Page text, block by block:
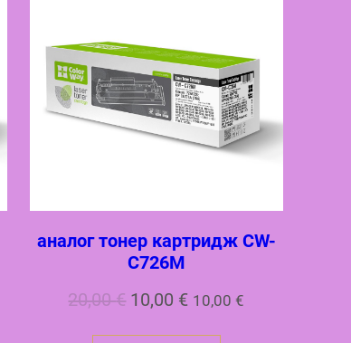
аналог тонер картридж CW-
C726M
20,00€ Первоначальная
цена
10,00 €Текущая
цена:
10,00€